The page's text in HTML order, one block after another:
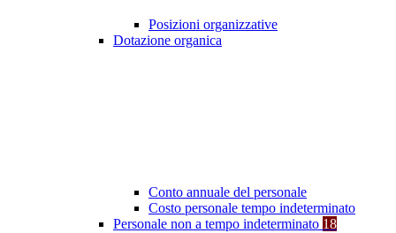
Posizioni organizzative
Dotazione organica
Conto annuale del personale
Costo personale tempo indeterminato
Personale non a tempo indeterminato 18